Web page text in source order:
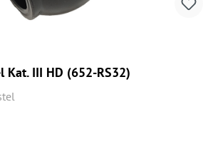
Kat. III HD (652-RS32)